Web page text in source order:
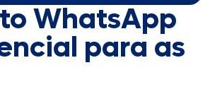
WhatsApp
para as